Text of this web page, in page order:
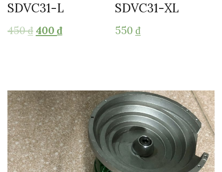
SDVC31-L
450₫ 400 ₫
SDVC31-XL
550 ₫